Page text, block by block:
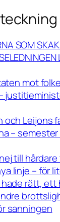
SOM
mot
och Leijons
–
till
linje – för
hade rätt, ett
sanningen